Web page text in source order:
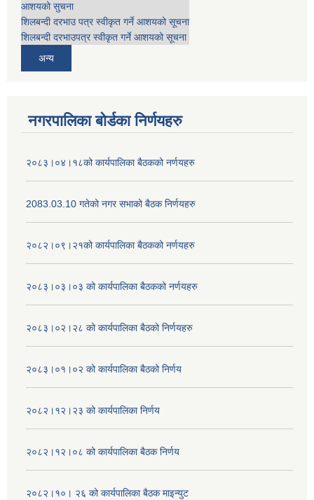
आशयको सुचना
शिलबन्दी दरभाउ पत्र स्वीकृत गर्ने आशयको सूचना
शिलबन्दी दरभाउपत्र स्वीकृत गर्ने आशयको सूचना
अन्य
नगरपालिका बोर्डका निर्णयहरु
२०८३।०४।१८को कार्यपालिका बैठकको नर्णयहरु
2083.03.10 गतेको नगर सभाको बैठक निर्णयहरु
२०८२।०९।२१को कार्यपालिका बैठकको नर्णयहरु
२०८३।०३।०३ को कार्यपालिका बैठकको नर्णयहरु
२०८३।०२।२८ को कार्यपालिका बैठको निर्णयहरु
२०८३।०१।०२ को कार्यपालिका बैठको निर्णय
२०८२।१२।२३ को कार्यपालिका निर्णय
२०८२।१२।०८ को कार्यपालिका बैठक निर्णय
२०८२।१०। २६ को कार्यपालिका बैठक माइन्युट